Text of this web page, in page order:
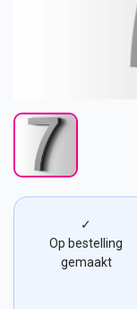
✓
Op bestelling
gemaakt